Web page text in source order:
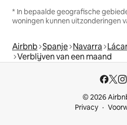
* In bepaalde geografische
woningen kunnen uitzonderingen
Airbnb Spanje Navarra
Verblijven van een maand
© 2026
Privacy